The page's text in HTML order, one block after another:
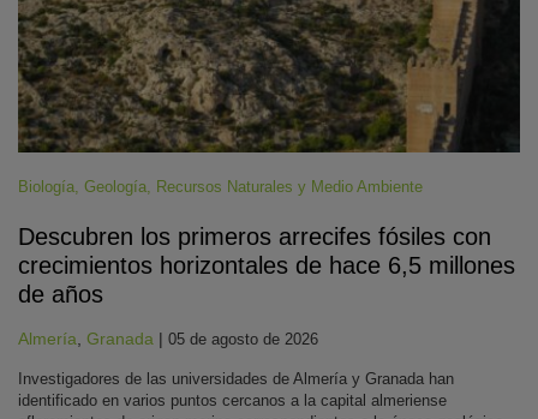
Biología, Geología, Recursos Naturales y Medio Ambiente
Descubren los primeros arrecifes fósiles con
crecimientos horizontales de hace 6,5 millones
de años
Almería, Granada | 05 de agosto de 2026
Investigadores de las universidades de Almería y Granada han
identificado en varios puntos cercanos a la capital almeriense